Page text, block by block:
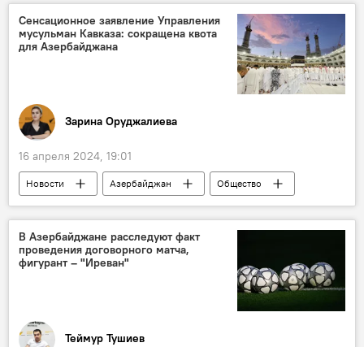
Министерство цифрового развития и транспорта Азербайджана
Сенсационное заявление Управления
мусульман Кавказа: сокращена квота
для Азербайджана
Зарина Оруджалиева
16 апреля 2024, 19:01
Новости Азербайджан
Общество
Религия
Ислам
Паломничество
Хадж
Саудовская Аравия
Управление мусульман Кавказа (УМК)
В Азербайджане расследуют факт
проведения договорного матча,
фигурант – "Иреван"
Теймур Тушиев